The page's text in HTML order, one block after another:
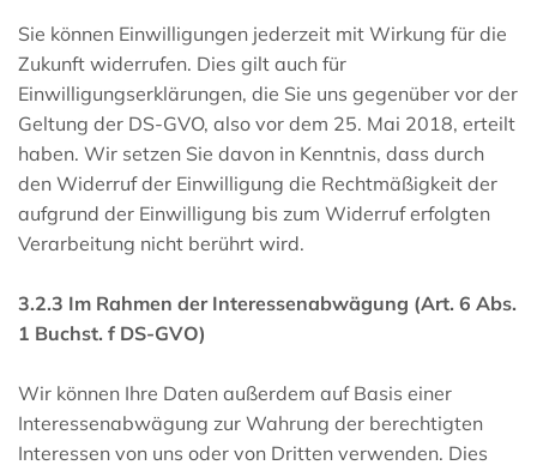
Sie können Einwilligungen jederzeit mit Wirkung für die
Zukunft widerrufen. Dies gilt auch für
Einwilligungserklärungen, die Sie uns gegenüber vor der
Geltung der DS-GVO, also vor dem 25. Mai 2018, erteilt
haben. Wir setzen Sie davon in Kenntnis, dass durch
den Widerruf der Einwilligung die Rechtmäßigkeit der
aufgrund der Einwilligung bis zum Widerruf erfolgten
Verarbeitung nicht berührt wird.
3.2.3 Im Rahmen der Interessenabwägung (Art. 6 Abs.
1 Buchst. f DS-GVO)
Wir können Ihre Daten außerdem auf Basis einer
Interessenabwägung zur Wahrung der berechtigten
Interessen von uns oder von Dritten verwenden. Dies